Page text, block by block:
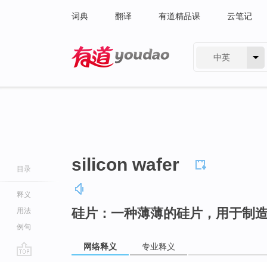
词典 翻译 有道精品课 云笔记
中英
目录
释义
用法
例句
silicon wafer
硅片：一种薄薄的硅片，用于制
网络释义 专业释义